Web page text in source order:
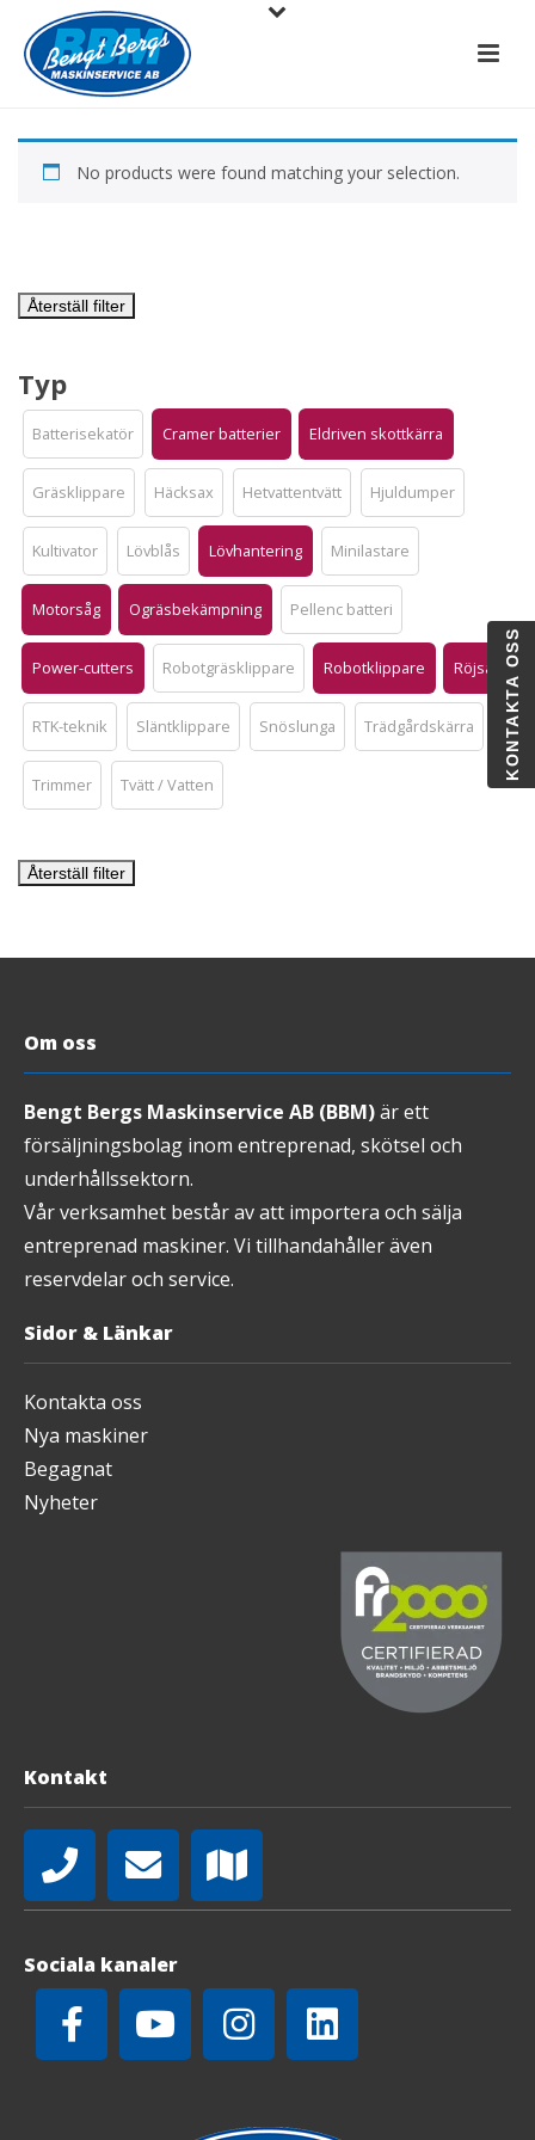
No products were found matching your selection.
Återställ filter
Typ
Batterisekatör Cramer batterier Eldriven skottkärra
Gräsklippare Häcksax Hetvattentvätt Hjuldumper
Kultivator Lövblås Lövhantering Minilastare
Motorsåg Ogräsbekämpning Pellenc batteri
Power-cutters Robotgräsklippare Robotklippare Röjsåg
RTK-teknik Släntklippare Snöslunga Trädgårdskärra
Trimmer Tvätt / Vatten
Återställ filter
Om oss
Bengt Bergs Maskinservice AB (BBM)är ett
försäljningsbolag inom entreprenad, skötsel och
underhållssektorn.
Vår verksamhet består av att importera och sälja
entreprenad maskiner. Vi tillhandahåller även
reservdelar och service.
Sidor & Länkar
Kontakta oss
Nya maskiner
Begagnat
Nyheter
Kontakt
Sociala kanaler
KONTAKTA OSS